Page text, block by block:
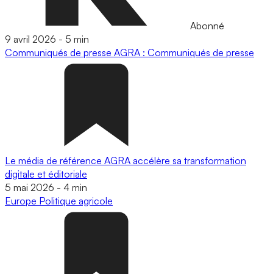
Abonné
9 avril 2026 - 5 min
Communiqués de presse AGRA : Communiqués de presse
Le média de référence AGRA accélère sa transformation
digitale et éditoriale
5 mai 2026 - 4 min
Europe Politique agricole